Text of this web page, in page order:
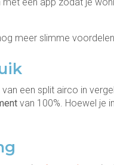
meer slimme
een split airco in
van 100%. Hoewel je